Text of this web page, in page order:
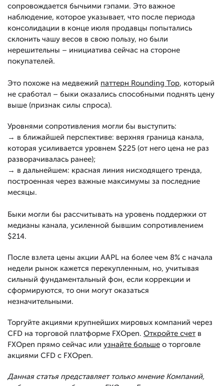
сопровождается бычьими гэпами. Это важное
наблюдение, которое указывает, что после периода
консолидации в конце июля продавцы попытались
склонить чашу весов в свою пользу, но были
нерешительны – инициатива сейчас на стороне
покупателей.
Это похоже на медвежий паттерн Rounding Top, который
не сработал – быки оказались способными поднять цену
выше (признак силы спроса).
Уровнями сопротивления могли бы выступить:
→ в ближайшей перспективе: верхняя граница канала,
которая усиливается уровнем $225 (от него цена не раз
разворачивалась ранее);
→ в дальнейшем: красная линия нисходящего тренда,
построенная через важные максимумы за последние
месяцы.
Быки могли бы рассчитывать на уровень поддержки от
медианы канала, усиленной бывшим сопротивлением
$214.
После взлета цены акции AAPL на более чем 8% с начала
недели рынок кажется перекупленным, но, учитывая
сильный фундаментальный фон, если коррекции и
сформируются, то они могут оказаться
незначительными.
Торгуйте акциями крупнейших мировых компаний через
CFD на торговой платформе FXOpen. Откройте счет в
FXOpen прямо сейчас или узнайте больше о торговле
акциями CFD с FXOpen.
Данная статья представляет только мнение Компаний,